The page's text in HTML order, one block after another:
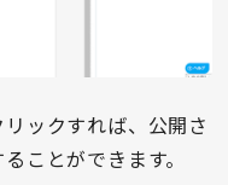
ックすれば、公開さ
ことができます。